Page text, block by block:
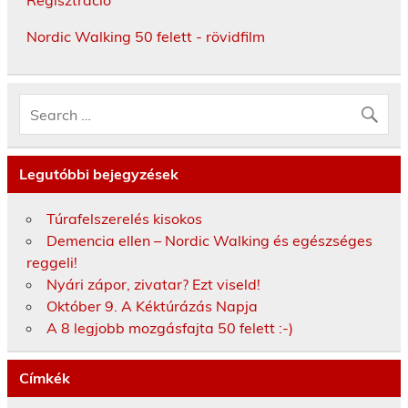
Nordic Walking 50 felett - rövidfilm
Legutóbbi bejegyzések
Túrafelszerelés kisokos
Demencia ellen – Nordic Walking és egészséges
reggeli!
Nyári zápor, zivatar? Ezt viseld!
Október 9. A Kéktúrázás Napja
A 8 legjobb mozgásfajta 50 felett :-)
Címkék